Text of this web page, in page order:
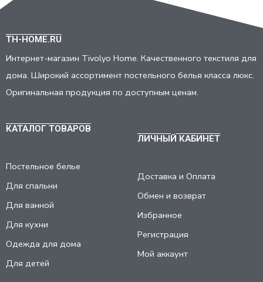
TH-HOME.RU
Интернет-магазин Tivolyo Home. Качественного текстиля для
дома. Широкий ассортимент постельного белья класса люкс.
Оригинальная продукция по доступным ценам.
КАТАЛОГ ТОВАРОВ
Постельное белье
Для спальни
Для ванной
Для кухни
Одежда для дома
Для детей
ЛИЧНЫЙ КАБИНЕТ
Доставка и Оплата
Обмен и возврат
Избранное
Регистрация
Мой аккаунт